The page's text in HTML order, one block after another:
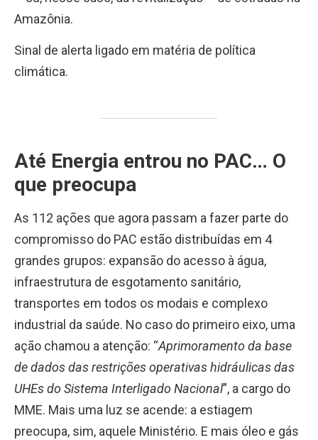
Amazônia.
Sinal de alerta ligado em matéria de política
climática.
Até Energia entrou no PAC… O
que preocupa
As 112 ações que agora passam a fazer parte do
compromisso do PAC estão distribuídas em 4
grandes grupos: expansão do acesso à água,
infraestrutura de esgotamento sanitário,
transportes em todos os modais e complexo
industrial da saúde. No caso do primeiro eixo, uma
ação chamou a atenção: “Aprimoramento da base
de dados das restrições operativas hidráulicas das
UHEs do Sistema Interligado Nacional”, a cargo do
MME. Mais uma luz se acende: a estiagem
preocupa, sim, aquele Ministério. E mais óleo e gás